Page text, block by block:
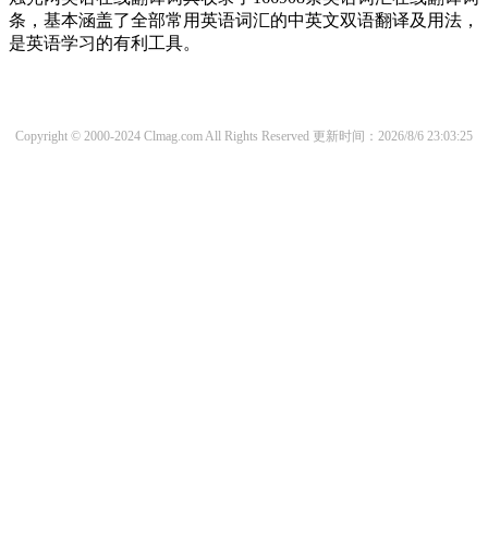
条，基本涵盖了全部常用英语词汇的中英文双语翻译及用法，
是英语学习的有利工具。
Copyright © 2000-2024 Clmag.com All Rights Reserved 更新时间：2026/8/6 23:03:25